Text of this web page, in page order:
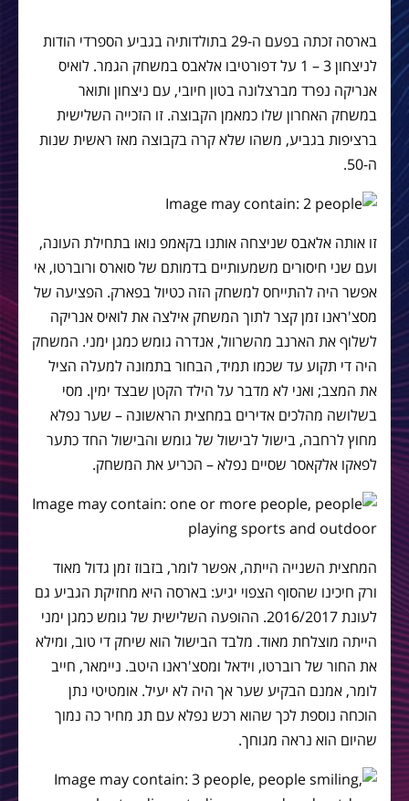
בארסה זכתה בפעם ה-29 בתולדותיה בגביע הספרדי הודות
לניצחון 3 – 1 על דפורטיבו אלאבס במשחק הגמר. לואיס
אנריקה נפרד מברצלונה בטון חיובי, עם ניצחון ותואר
במשחק האחרון שלו כמאמן הקבוצה. זו הזכייה השלישית
ברציפות בגביע, משהו שלא קרה בקבוצה מאז ראשית שנות
ה-50.
זו אותה אלאבס שניצחה אותנו בקאמפ נואו בתחילת העונה,
ועם שני חיסורים משמעותיים בדמותם של סוארס ורוברטו, אי
אפשר היה להתייחס למשחק הזה כטיול בפארק. הפציעה של
מסצ'ראנו זמן קצר לתוך המשחק אילצה את לואיס אנריקה
לשלוף את הארנב מהשרוול, אנדרה גומש כמגן ימני. המשחק
היה די תקוע עד שכמו תמיד, הבחור בתמונה למעלה הציל
את המצב; ואני לא מדבר על הילד הקטן שבצד ימין. מסי
בשלושה מהלכים אדירים במחצית הראשונה – שער נפלא
מחוץ לרחבה, בישול לבישול של גומש והבישול החד כתער
לפאקו אלקאסר שסיים נפלא – הכריע את המשחק.
המחצית השנייה הייתה, אפשר לומר, בזבוז זמן גדול מאוד
ורק חיכינו שהסוף הצפוי יגיע: בארסה היא מחזיקת הגביע גם
לעונת 2016/2017. ההופעה השלישית של גומש כמגן ימני
הייתה מוצלחת מאוד. מלבד הבישול הוא שיחק די טוב, ומילא
את החור של רוברטו, וידאל ומסצ'ראנו היטב. ניימאר, חייב
לומר, אמנם הבקיע שער אך היה לא יעיל. אומטיטי נתן
הוכחה נוספת לכך שהוא רכש נפלא עם תג מחיר כה נמוך
שהיום הוא נראה מגוחך.